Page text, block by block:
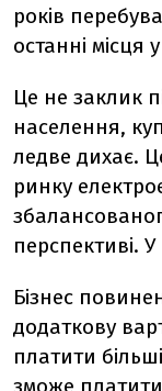
років
останні місця
Це не заклик
населення,
ледве дихає.
ринку
перспективі.
Бізнес
додаткову
платити